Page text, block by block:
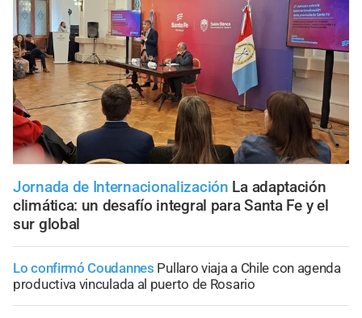
Jornada de Internacionalización La adaptación
climática: un desafío integral para Santa Fe y el
sur global
Lo confirmó Coudannes Pullaro viaja a Chile con agenda
productiva vinculada al puerto de Rosario